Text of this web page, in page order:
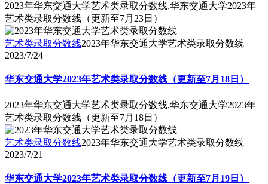
2023年华东交通大学艺术类录取分数线,华东交通大学2023年
艺术类录取分数线（更新至7月23日）
艺术类录取分数线2023年华东交通大学艺术类录取分数线
2023/7/24
华东交通大学2023年艺术类录取分数线（更新至7月18日）
2023年华东交通大学艺术类录取分数线,华东交通大学2023年
艺术类录取分数线（更新至7月18日）
艺术类录取分数线2023年华东交通大学艺术类录取分数线
2023/7/21
华东交通大学2023年艺术类录取分数线（更新至7月19日）